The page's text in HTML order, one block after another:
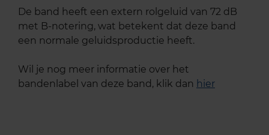
De band heeft een extern rolgeluid van 72 dB
met B-notering, wat betekent dat deze band
een normale geluidsproductie heeft.
Wil je nog meer informatie over het
bandenlabel van deze band, klik dan hier